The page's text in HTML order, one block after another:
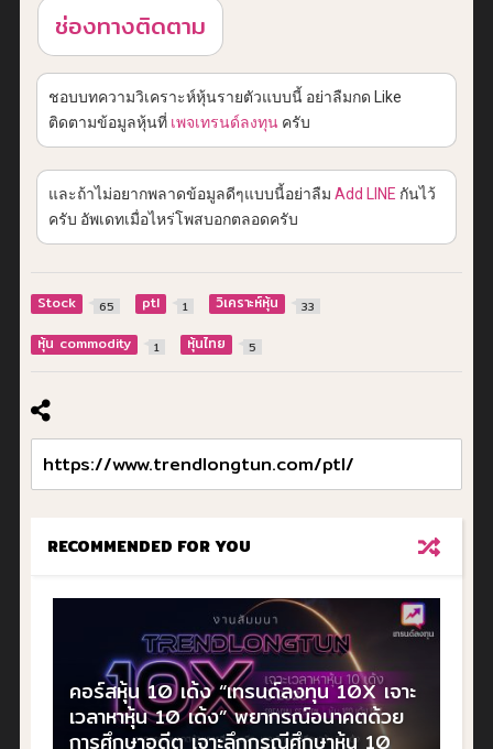
ช่องทางติดตาม
ชอบบทความวิเคราะห์หุ้นรายตัวแบบนี้ อย่าลืมกด Like
ติดตามข้อมูลหุ้นที่ เพจเทรนด์ลงทุนครับ
และถ้าไม่อยากพลาดข้อมูลดีๆแบบนี้อย่าลืม Add LINE กันไว้
ครับ อัพเดทเมื่อไหร่โพสบอกตลอดครับ
Stock 65 ptl 1 วิเคราะห์หุ้น 33
หุ้น commodity 1 หุ้นไทย 5
RECOMMENDED FOR YOU
คอร์สหุ้น 10 เด้ง “เทรนด์ลงทุน 10X เจาะ
เวลาหาหุ้น 10 เด้ง” พยากรณ์อนาคตด้วย
การศึกษาอดีต เจาะลึกกรณีศึกษาหุ้น 10